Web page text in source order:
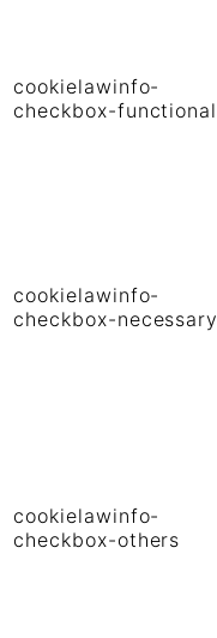
cookielawinfo-
checkbox-functional
cookielawinfo-
checkbox-necessary
cookielawinfo-
checkbox-others